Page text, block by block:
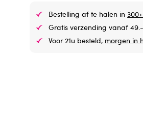
Bestelling af te halen in
Gratis verzending vanaf 49.-
Voor 21u besteld, morgen in